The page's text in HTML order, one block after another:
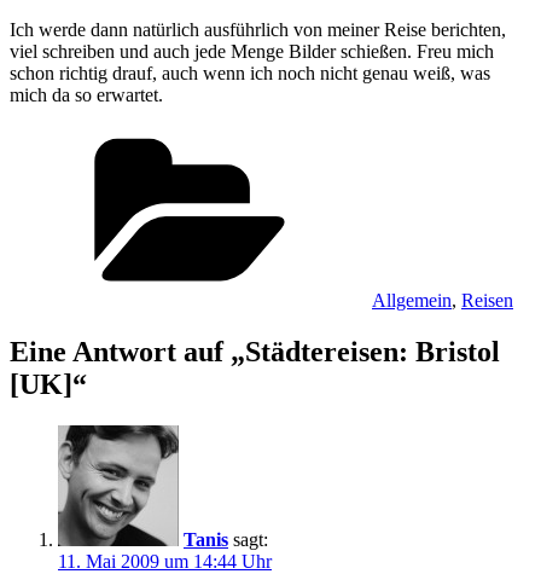
Ich werde dann natürlich ausführlich von meiner Reise berichten,
viel schreiben und auch jede Menge Bilder schießen. Freu mich
schon richtig drauf, auch wenn ich noch nicht genau weiß, was
mich da so erwartet.
Allgemein, Reisen
Eine Antwort auf „Städtereisen: Bristol
[UK]“
Tanis sagt:
11. Mai 2009 um 14:44 Uhr